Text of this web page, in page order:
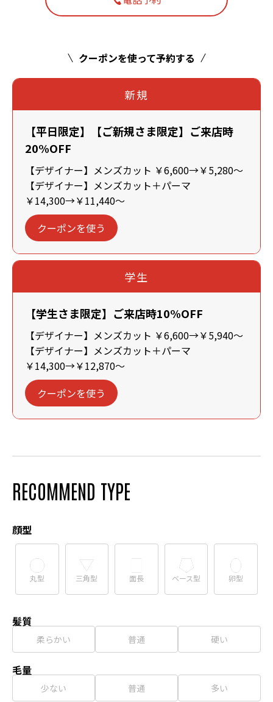
クーポンを使って予約する
新規
【平日限定】【ご新規さま限定】ご来店時
20%OFF
【デザイナー】メンズカット ￥6,600→￥5,280～
【デザイナー】メンズカット＋パーマ
￥14,300→￥11,440～
クーポンを使う
学生
【学生さま限定】ご来店時10%OFF
【デザイナー】メンズカット ￥6,600→￥5,940～
【デザイナー】メンズカット＋パーマ
￥14,300→￥12,870～
クーポンを使う
RECOMMEND TYPE
顔型
丸型 三角型 面長 ベース型 卵型
髪質
柔らかい 普通 硬い
毛量
少ない 普通 多い